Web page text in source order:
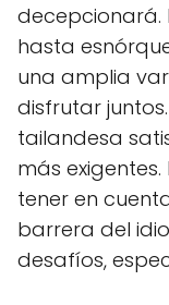
decepcionará.
hasta
una amplia
disfrutar
tailandesa
más
tener en
barrera del
desafíos,